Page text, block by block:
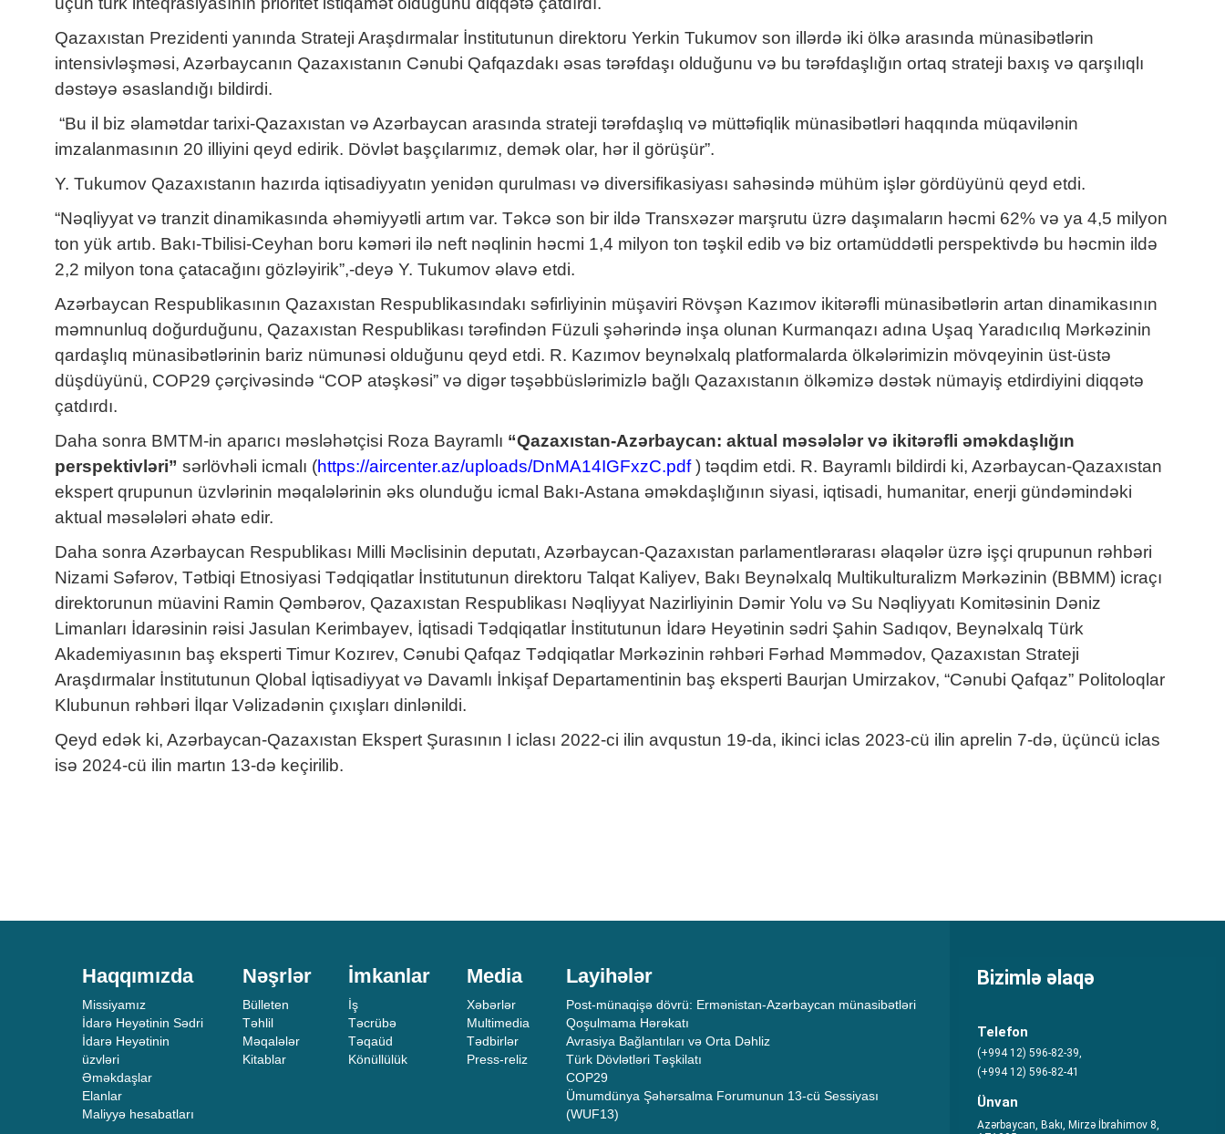
Qazaxıstan Prezidenti yanında Strateji Araşdırmalar İnstitutunun direktoru Yerkin Tukumov son illərdə iki ölkə arasında münasibətlərin
intensivləşməsi, Azərbaycanın Qazaxıstanın Cənubi Qafqazdakı əsas tərəfdaşı olduğunu və bu tərəfdaşlığın ortaq strateji baxış və qarşılıqlı
dəstəyə əsaslandığı bildirdi.
“Bu il biz əlamətdar tarixi-Qazaxıstan və Azərbaycan arasında strateji tərəfdaşlıq və müttəfiqlik münasibətləri haqqında müqavilənin
imzalanmasının 20 illiyini qeyd edirik. Dövlət başçılarımız, demək olar, hər il görüşür”.
Y. Tukumov Qazaxıstanın hazırda iqtisadiyyatın yenidən qurulması və diversifikasiyası sahəsində mühüm işlər gördüyünü qeyd etdi.
“Nəqliyyat və tranzit dinamikasında əhəmiyyətli artım var. Təkcə son bir ildə Transxəzər marşrutu üzrə daşımaların həcmi 62% və ya 4,5 milyon
ton yük artıb. Bakı-Tbilisi-Ceyhan boru kəməri ilə neft nəqlinin həcmi 1,4 milyon ton təşkil edib və biz ortamüddətli perspektivdə bu həcmin ildə
2,2 milyon tona çatacağını gözləyirik”,-deyə Y. Tukumov əlavə etdi.
Azərbaycan Respublikasının Qazaxıstan Respublikasındakı səfirliyinin müşaviri Rövşən Kazımov ikitərəfli münasibətlərin artan dinamikasının
məmnunluq doğurduğunu, Qazaxıstan Respublikası tərəfindən Füzuli şəhərində inşa olunan Kurmanqazı adına Uşaq Yaradıcılıq Mərkəzinin
qardaşlıq münasibətlərinin bariz nümunəsi olduğunu qeyd etdi. R. Kazımov beynəlxalq platformalarda ölkələrimizin mövqeyinin üst-üstə
düşdüyünü, COP29 çərçivəsində “COP atəşkəsi” və digər təşəbbüslərimizlə bağlı Qazaxıstanın ölkəmizə dəstək nümayiş etdirdiyini diqqətə
çatdırdı.
Daha sonra BMTM-in aparıcı məsləhətçisi Roza Bayramlı “Qazaxıstan-Azərbaycan: aktual məsələlər və ikitərəfli əməkdaşlığın
perspektivləri” sərlövhəli icmalı (https://aircenter.az/uploads/DnMA14IGFxzC.pdf) təqdim etdi. R. Bayramlı bildirdi ki, Azərbaycan-Qazaxıstan
ekspert qrupunun üzvlərinin məqalələrinin əks olunduğu icmal Bakı-Astana əməkdaşlığının siyasi, iqtisadi, humanitar, enerji gündəmindəki
aktual məsələləri əhatə edir.
Daha sonra Azərbaycan Respublikası Milli Məclisinin deputatı, Azərbaycan-Qazaxıstan parlamentlərarası əlaqələr üzrə işçi qrupunun rəhbəri
Nizami Səfərov, Tətbiqi Etnosiyasi Tədqiqatlar İnstitutunun direktoru Talqat Kaliyev, Bakı Beynəlxalq Multikulturalizm Mərkəzinin (BBMM) icraçı
direktorunun müavini Ramin Qəmbərov, Qazaxıstan Respublikası Nəqliyyat Nazirliyinin Dəmir Yolu və Su Nəqliyyatı Komitəsinin Dəniz
Limanları İdarəsinin rəisi Jasulan Kerimbayev, İqtisadi Tədqiqatlar İnstitutunun İdarə Heyətinin sədri Şahin Sadıqov, Beynəlxalq Türk
Akademiyasının baş eksperti Timur Kozırev, Cənubi Qafqaz Tədqiqatlar Mərkəzinin rəhbəri Fərhad Məmmədov, Qazaxıstan Strateji
Araşdırmalar İnstitutunun Qlobal İqtisadiyyat və Davamlı İnkişaf Departamentinin baş eksperti Baurjan Umirzakov, “Cənubi Qafqaz” Politoloqlar
Klubunun rəhbəri İlqar Vəlizadənin çıxışları dinlənildi.
Qeyd edək ki, Azərbaycan-Qazaxıstan Ekspert Şurasının I iclası 2022-ci ilin avqustun 19-da, ikinci iclas 2023-cü ilin aprelin 7-də, üçüncü iclas
isə 2024-cü ilin martın 13-də keçirilib.
Haqqımızda
Missiyamız
İdarə Heyətinin Sədri
İdarə Heyətinin
üzvləri
Əməkdaşlar
Elanlar
Maliyyə hesabatları
Nəşrlər
Bülleten
Təhlil
Məqalələr
Kitablar
İmkanlar
İş
Təcrübə
Təqaüd
Könüllülük
Media
Xəbərlər
Multimedia
Tədbirlər
Press-reliz
Layihələr
Post-münaqişə dövrü: Ermənistan-Azərbaycan münasibətləri
Qoşulmama Hərəkatı
Avrasiya Bağlantıları və Orta Dəhliz
Türk Dövlətləri Təşkilatı
COP29
Ümumdünya Şəhərsalma Forumunun 13-cü Sessiyası
(WUF13)
Bizimlə əlaqə
Telefon
(+994 12) 596-82-39,
(+994 12) 596-82-41
Ünvan
Azərbaycan, Bakı, Mirzə İbrahimov 8,